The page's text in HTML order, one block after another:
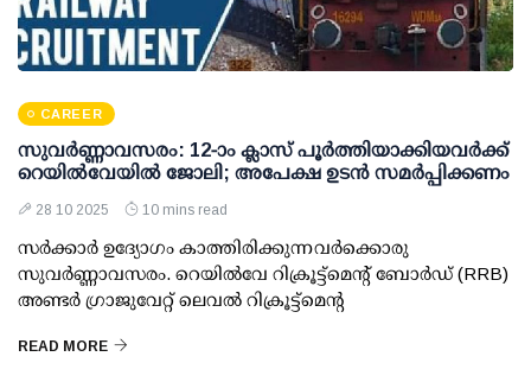
CAREER
സുവര്‍ണ്ണാവസരം: 12-ാം ക്ലാസ് പൂര്‍ത്തിയാക്കിയവര്‍ക്ക്
റെയില്‍വേയില്‍ ജോലി; അപേക്ഷ ഉടന്‍ സമര്‍പ്പിക്കണം
28 10 2025 10 mins read
സര്‍ക്കാര്‍ ഉദ്യോഗം കാത്തിരിക്കുന്നവര്‍ക്കൊരു
സുവര്‍ണ്ണാവസരം. റെയില്‍വേ റിക്രൂട്ട്മെന്റ് ബോര്‍ഡ് (RRB)
അണ്ടര്‍ ഗ്രാജുവേറ്റ് ലെവല്‍ റിക്രൂട്ട്മെന്റ
READ MORE